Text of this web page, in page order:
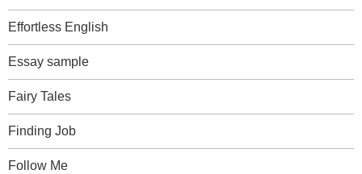
Effortless English
Essay sample
Fairy Tales
Finding Job
Follow Me